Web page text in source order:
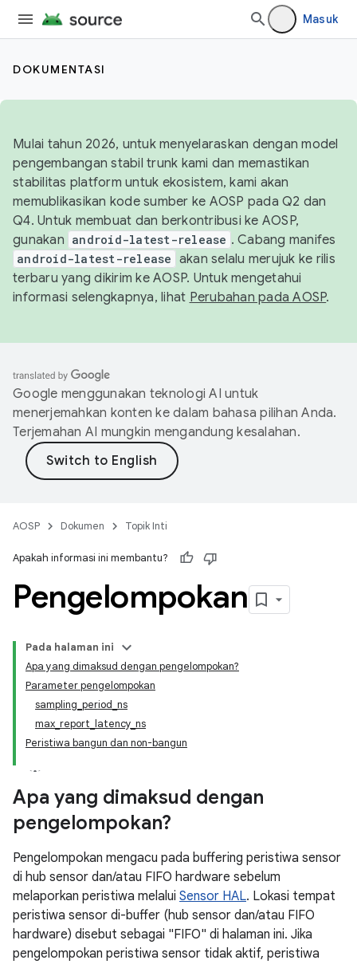
Masuk
DOKUMENTASI
Mulai tahun 2026, untuk menyelaraskan dengan model
pengembangan stabil trunk kami dan memastikan
stabilitas platform untuk ekosistem, kami akan
memublikasikan kode sumber ke AOSP pada Q2 dan
Q4. Untuk membuat dan berkontribusi ke AOSP,
gunakan android-latest-release . Cabang manifes
android-latest-release akan selalu merujuk ke rilis
terbaru yang dikirim ke AOSP. Untuk mengetahui
informasi selengkapnya, lihat Perubahan pada AOSP.
Google menggunakan teknologi AI untuk
menerjemahkan konten ke dalam bahasa pilihan Anda.
Terjemahan AI mungkin mengandung kesalahan.
AOSP Dokumen Topik Inti
Apakah informasi ini membantu?
Pengelompokan
Pada halaman ini
Apa yang dimaksud dengan pengelompokan?
Parameter pengelompokan
sampling_period_ns
max_report_latency_ns
Peristiwa bangun dan non-bangun
Apa yang dimaksud dengan
pengelompokan?
Pengelompokan mengacu pada buffering peristiwa sensor
di hub sensor dan/atau FIFO hardware sebelum
melaporkan peristiwa melalui Sensor HAL. Lokasi tempat
peristiwa sensor di-buffer (hub sensor dan/atau FIFO
hardware) disebut sebagai "FIFO" di halaman ini. Jika
pengelompokan peristiwa sensor tidak aktif, peristiwa